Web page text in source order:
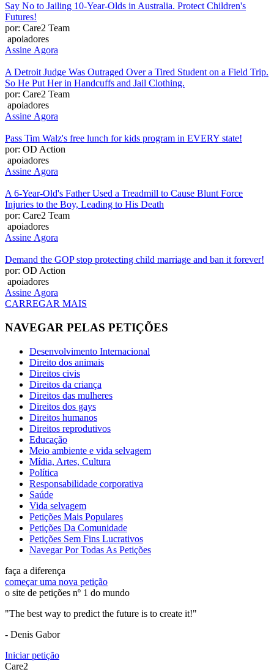
Say No to Jailing 10-Year-Olds in Australia. Protect Children's
Futures!
por: Care2 Team
apoiadores
Assine Agora
A Detroit Judge Was Outraged Over a Tired Student on a Field Trip.
So He Put Her in Handcuffs and Jail Clothing.
por: Care2 Team
apoiadores
Assine Agora
Pass Tim Walz's free lunch for kids program in EVERY state!
por: OD Action
apoiadores
Assine Agora
A 6-Year-Old's Father Used a Treadmill to Cause Blunt Force
Injuries to the Boy, Leading to His Death
por: Care2 Team
apoiadores
Assine Agora
Demand the GOP stop protecting child marriage and ban it forever!
por: OD Action
apoiadores
Assine Agora
CARREGAR MAIS
NAVEGAR PELAS PETIÇÕES
Desenvolvimento Internacional
Direito dos animais
Direitos civis
Direitos da criança
Direitos das mulheres
Direitos dos gays
Direitos humanos
Direitos reprodutivos
Educação
Meio ambiente e vida selvagem
Mídia, Artes, Cultura
Política
Responsabilidade corporativa
Saúde
Vida selvagem
Petições Mais Populares
Petições Da Comunidade
Petições Sem Fins Lucrativos
Navegar Por Todas As Petições
faça a diferença
começar uma nova petição
o site de petições nº 1 do mundo
"The best way to predict the future is to create it!"
- Denis Gabor
Iniciar petição
Care2